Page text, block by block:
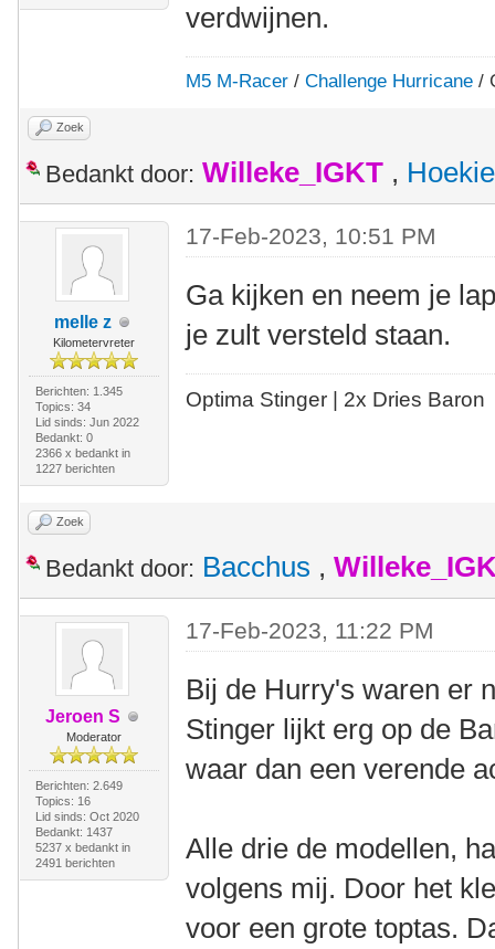
verdwijnen.
M5 M-Racer /Challenge Hurricane /
Zoek
Bedankt door: Willeke_IGKT , Hoekie
melle z
Kilometervreter
Berichten: 1.345
Topics: 34
Lid sinds: Jun 2022
Bedankt: 0
2366 x bedankt in
1227 berichten
17-Feb-2023, 10:51 PM
Ga kijken en neem je
je zult versteld staan.
Optima Stinger | 2x Dries Baron
Zoek
Bedankt door: Bacchus ,
Jeroen S
Moderator
Berichten: 2.649
Topics: 16
Lid sinds: Oct 2020
Bedankt: 1437
5237 x bedankt in
2491 berichten
17-Feb-2023, 11:22 PM
Bij de Hurry's waren er
Stinger lijkt erg op de
waar dan een verende
Alle drie de modellen,
volgens mij. Door het
voor een grote toptas.